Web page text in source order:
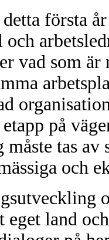
första
och
vad som är
på
måste tas
och
eget land